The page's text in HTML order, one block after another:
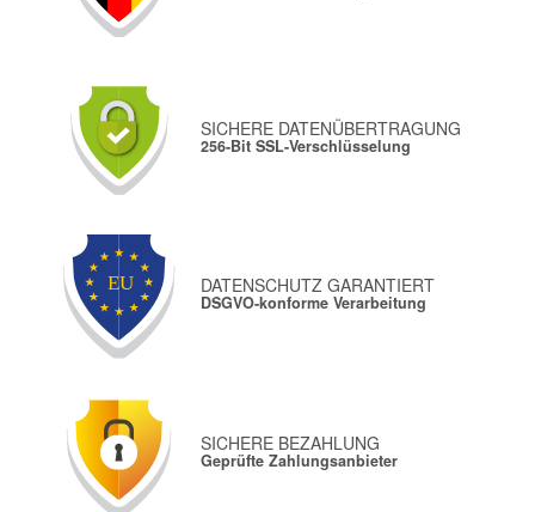
SICHERE DATENÜBERTRAGUNG
256-Bit SSL-Verschlüsselung
DATENSCHUTZ GARANTIERT
DSGVO-konforme Verarbeitung
SICHERE BEZAHLUNG
Geprüfte Zahlungsanbieter